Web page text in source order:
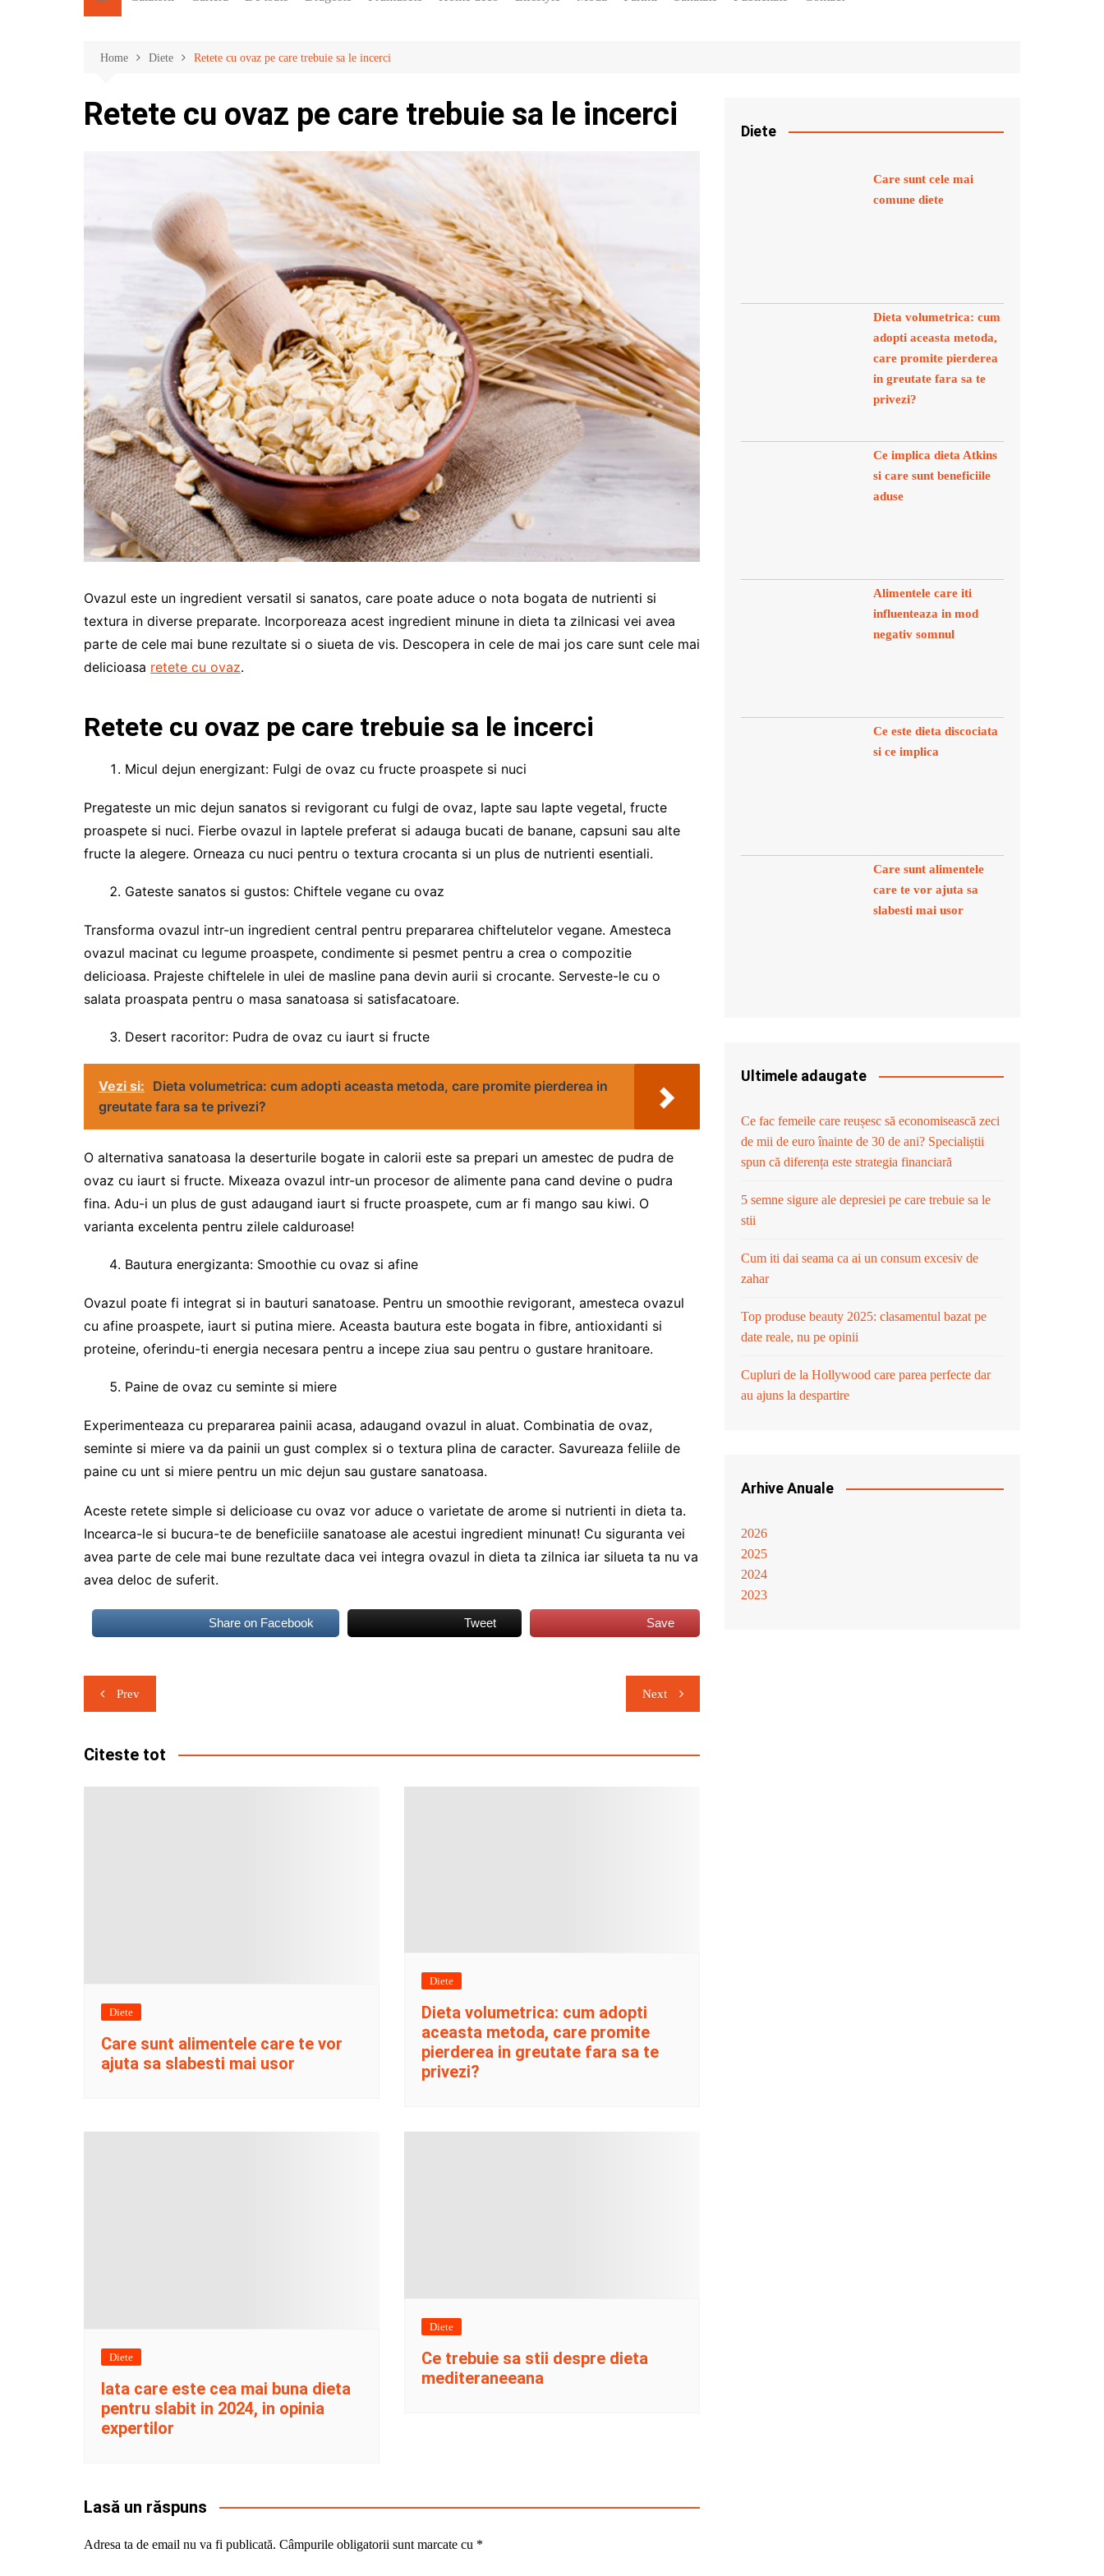
Home Diete Retete cu ovaz pe care trebuie sa le incerci
Retete cu ovaz pe care trebuie sa le incerci
Ovazul este un ingredient versatil si sanatos, care poate aduce o nota bogata de nutrienti si
textura in diverse preparate. Incorporeaza acest ingredient minune in dieta ta zilnicasi vei avea
parte de cele mai bune rezultate si o siueta de vis. Descopera in cele de mai jos care sunt cele mai
delicioasa retete cu ovaz.
Retete cu ovaz pe care trebuie sa le incerci
Micul dejun energizant: Fulgi de ovaz cu fructe proaspete si nuci
Pregateste un mic dejun sanatos si revigorant cu fulgi de ovaz, lapte sau lapte vegetal, fructe
proaspete si nuci. Fierbe ovazul in laptele preferat si adauga bucati de banane, capsuni sau alte
fructe la alegere. Orneaza cu nuci pentru o textura crocanta si un plus de nutrienti esentiali.
Gateste sanatos si gustos: Chiftele vegane cu ovaz
Transforma ovazul intr-un ingredient central pentru prepararea chiftelutelor vegane. Amesteca
ovazul macinat cu legume proaspete, condimente si pesmet pentru a crea o compozitie
delicioasa. Prajeste chiftelele in ulei de masline pana devin aurii si crocante. Serveste-le cu o
salata proaspata pentru o masa sanatoasa si satisfacatoare.
Desert racoritor: Pudra de ovaz cu iaurt si fructe
Vezi si: Dieta volumetrica: cum adopti aceasta metoda, care promite pierderea in
greutate fara sa te privezi?
O alternativa sanatoasa la deserturile bogate in calorii este sa prepari un amestec de pudra de
ovaz cu iaurt si fructe. Mixeaza ovazul intr-un procesor de alimente pana cand devine o pudra
fina. Adu-i un plus de gust adaugand iaurt si fructe proaspete, cum ar fi mango sau kiwi. O
varianta excelenta pentru zilele calduroase!
Bautura energizanta: Smoothie cu ovaz si afine
Ovazul poate fi integrat si in bauturi sanatoase. Pentru un smoothie revigorant, amesteca ovazul
cu afine proaspete, iaurt si putina miere. Aceasta bautura este bogata in fibre, antioxidanti si
proteine, oferindu-ti energia necesara pentru a incepe ziua sau pentru o gustare hranitoare.
Paine de ovaz cu seminte si miere
Experimenteaza cu prepararea painii acasa, adaugand ovazul in aluat. Combinatia de ovaz,
seminte si miere va da painii un gust complex si o textura plina de caracter. Savureaza feliile de
paine cu unt si miere pentru un mic dejun sau gustare sanatoasa.
Aceste retete simple si delicioase cu ovaz vor aduce o varietate de arome si nutrienti in dieta ta.
Incearca-le si bucura-te de beneficiile sanatoase ale acestui ingredient minunat! Cu siguranta vei
avea parte de cele mai bune rezultate daca vei integra ovazul in dieta ta zilnica iar silueta ta nu va
avea deloc de suferit.
Share on Facebook Tweet Save
Navigare
în
articole
Prev Next
Citeste tot
Diete
Care sunt alimentele care te vor
ajuta sa slabesti mai usor
Diete
Dieta volumetrica: cum adopti
aceasta metoda, care promite
pierderea in greutate fara sa te
privezi?
Diete
Iata care este cea mai buna dieta
pentru slabit in 2024, in opinia
expertilor
Diete
Ce trebuie sa stii despre dieta
mediteraneeana
Lasă un răspuns
Adresa ta de email nu va fi publicată. Câmpurile obligatorii sunt marcate cu *
Diete
Care sunt cele mai
comune diete
Dieta volumetrica: cum
adopti aceasta metoda,
care promite pierderea
in greutate fara sa te
privezi?
Ce implica dieta Atkins
si care sunt beneficiile
aduse
Alimentele care iti
influenteaza in mod
negativ somnul
Ce este dieta discociata
si ce implica
Care sunt alimentele
care te vor ajuta sa
slabesti mai usor
Ultimele adaugate
Ce fac femeile care reușesc să economisească zeci
de mii de euro înainte de 30 de ani? Specialiștii
spun că diferența este strategia financiară
5 semne sigure ale depresiei pe care trebuie sa le
stii
Cum iti dai seama ca ai un consum excesiv de
zahar
Top produse beauty 2025: clasamentul bazat pe
date reale, nu pe opinii
Cupluri de la Hollywood care parea perfecte dar
au ajuns la despartire
Arhive Anuale
2026
2025
2024
2023